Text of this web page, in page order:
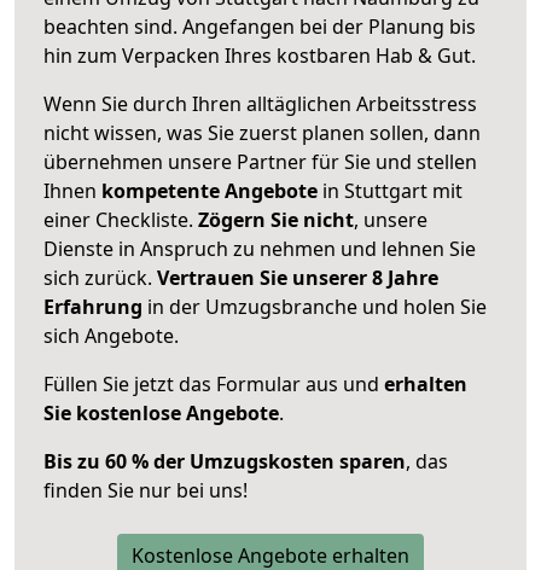
beachten sind. Angefangen bei der Planung bis
hin zum Verpacken Ihres kostbaren Hab & Gut.
Wenn Sie durch Ihren alltäglichen Arbeitsstress
nicht wissen, was Sie zuerst planen sollen, dann
übernehmen unsere Partner für Sie und stellen
Ihnen kompetente Angebote in Stuttgart mit
einer Checkliste. Zögern Sie nicht, unsere
Dienste in Anspruch zu nehmen und lehnen Sie
sich zurück. Vertrauen Sie unserer 8 Jahre
Erfahrung in der Umzugsbranche und holen Sie
sich Angebote.
Füllen Sie jetzt das Formular aus und erhalten
Sie kostenlose Angebote.
Bis zu 60 % der Umzugskosten sparen, das
finden Sie nur bei uns!
Kostenlose Angebote erhalten